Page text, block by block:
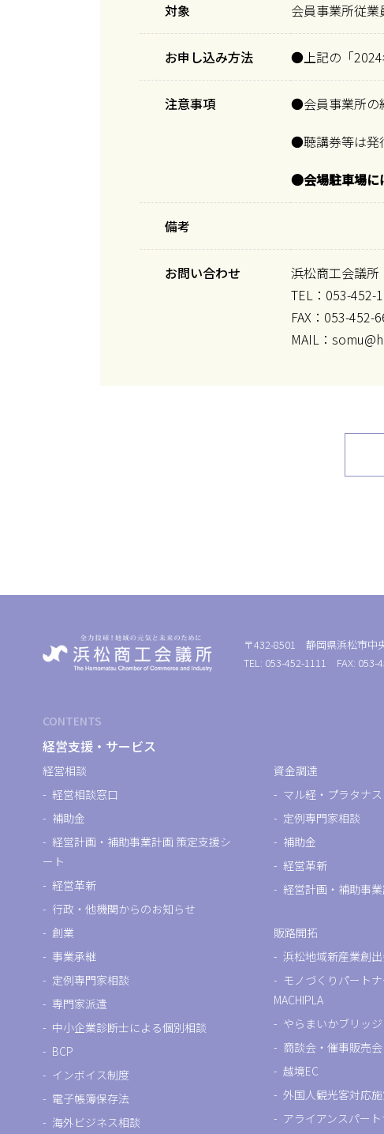
対象 会員事業所従
お申し込み方法 ●上記の「2024
注意事項
●会員事業所の
●聴講券等は発
●会場駐車場に
備考
お問い合わせ
浜松商工会議
TEL：053-452-
FAX：053-452-
MAIL：
〒432-8501 静岡県浜松市中
TEL: 053-452-1111 FAX: 053-
CONTENTS
経営支援・サービス
経営相談
経営相談窓口
補助金
経営計画・補助事業計画 策定支援シ
ート
経営革新
行政・他機関からのお知らせ
創業
事業承継
定例専門家相談
専門家派遣
中小企業診断士による個別相談
BCP
インボイス制度
電子帳簿保存法
海外ビジネス相談
資金調達
マル経・プラタナ
定例専門家相談
補助金
経営革新
経営計画・補助事
販路開拓
浜松地域新産業創
モノづくりパート
MACHIPLA
やらまいかブリッジ
商談会・催事販売会
越境EC
外国人観光客対応
アライアンスパー